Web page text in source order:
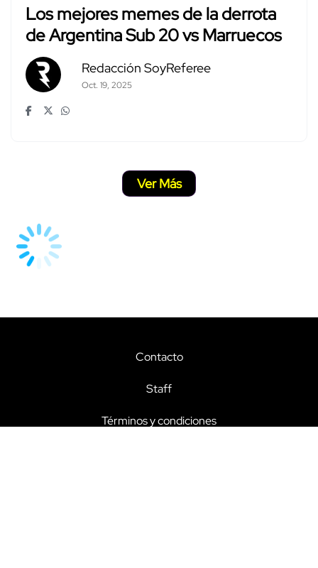
Los mejores memes de la derrota
de Argentina Sub 20 vs Marruecos
Redacción SoyReferee
Oct. 19, 2025
Ver Más
Contacto
Staff
Términos y condiciones